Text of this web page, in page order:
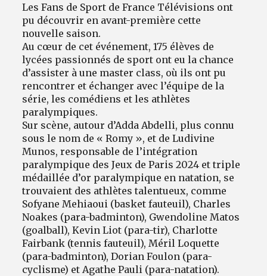
Les Fans de Sport de France Télévisions ont
pu découvrir en avant-première cette
nouvelle saison.
Au cœur de cet événement, 175 élèves de
lycées passionnés de sport ont eu la chance
d’assister à une master class, où ils ont pu
rencontrer et échanger avec l’équipe de la
série, les comédiens et les athlètes
paralympiques.
Sur scène, autour d’Adda Abdelli, plus connu
sous le nom de « Romy », et de Ludivine
Munos, responsable de l’intégration
paralympique des Jeux de Paris 2024 et triple
médaillée d’or paralympique en natation, se
trouvaient des athlètes talentueux, comme
Sofyane Mehiaoui (basket fauteuil), Charles
Noakes (para-badminton), Gwendoline Matos
(goalball), Kevin Liot (para-tir), Charlotte
Fairbank (tennis fauteuil), Méril Loquette
(para-badminton), Dorian Foulon (para-
cyclisme) et Agathe Pauli (para-natation).